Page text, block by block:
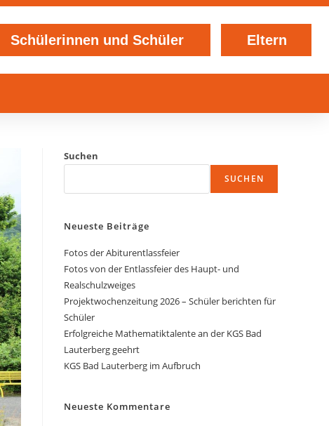
Schülerinnen und Schüler Eltern
Suchen
SUCHEN
Neueste Beiträge
Fotos der Abiturentlassfeier
Fotos von der Entlassfeier des Haupt- und
Realschulzweiges
Projektwochenzeitung 2026 – Schüler berichten für
Schüler
Erfolgreiche Mathematiktalente an der KGS Bad
Lauterberg geehrt
KGS Bad Lauterberg im Aufbruch
Neueste Kommentare